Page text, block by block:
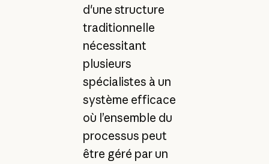
d'une structure
traditionnelle
nécessitant
plusieurs
spécialistes à un
système efficace
où l’ensemble du
processus peut
être géré par un